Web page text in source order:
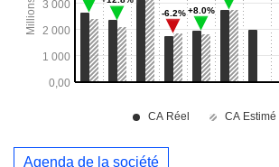
Agenda de la société